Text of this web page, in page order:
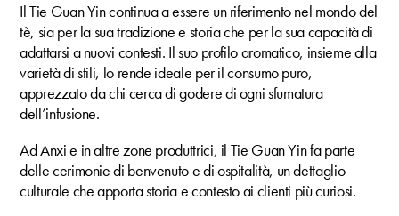
Il Tie Guan Yin continua a essere un riferimento nel mondo del
tè, sia per la sua tradizione e storia che per la sua capacità di
adattarsi a nuovi contesti. Il suo profilo aromatico, insieme alla
varietà di stili, lo rende ideale per il consumo puro,
apprezzato da chi cerca di godere di ogni sfumatura
dell’infusione.
Ad Anxi e in altre zone produttrici, il Tie Guan Yin fa parte
delle cerimonie di benvenuto e di ospitalità, un dettaglio
culturale che apporta storia e contesto ai clienti più curiosi.